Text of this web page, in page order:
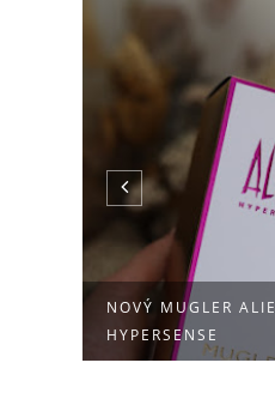
NOVÝ MUGLER
HYPERSENSE